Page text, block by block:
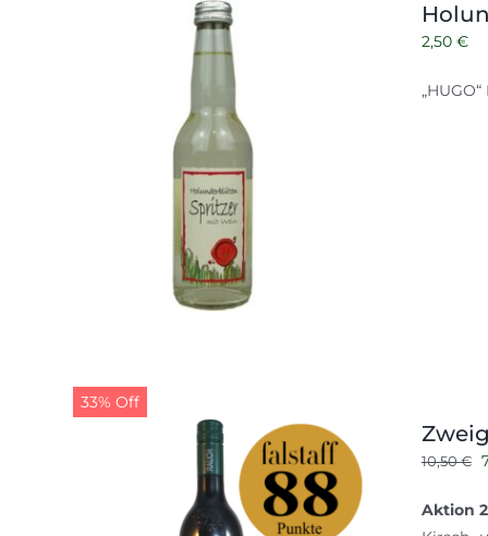
2,50 €
33% Off
10,50€
Aktion